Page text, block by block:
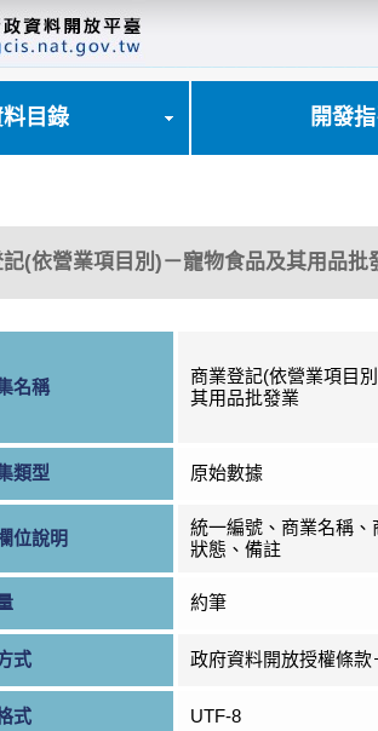
目錄 開發
(依營業項目別)－寵物食品及其用品批
名稱
商業登記(依營業項目
其用品批發業
類型 原始數據
位說明
統一編號、商業名稱、
狀態、備註
約筆
式 政府資料開放授權條款
式 UTF-8